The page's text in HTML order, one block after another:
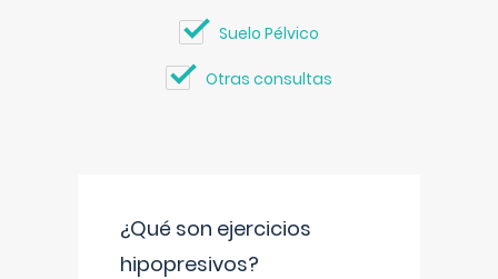
Suelo Pélvico
Otras consultas
¿Qué son ejercicios
hipopresivos?